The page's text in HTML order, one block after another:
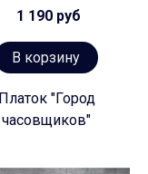
1 190 руб
В корзину
Платок "Город
часовщиков"